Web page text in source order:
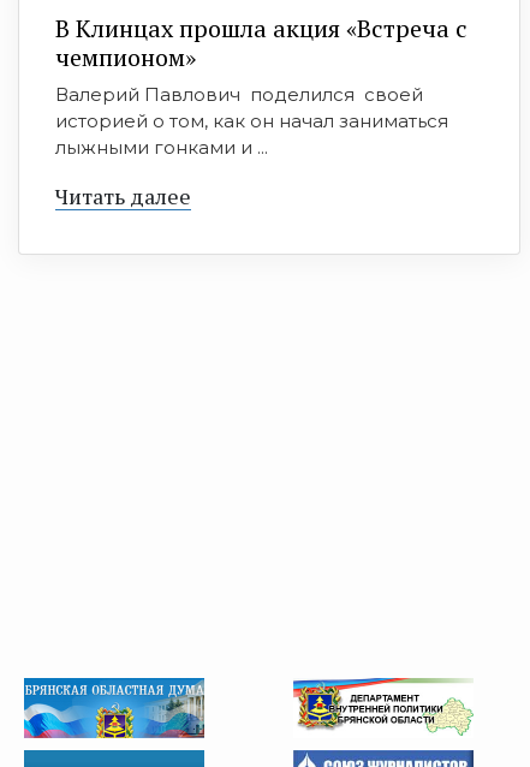
В Клинцах прошла акция «Встреча с
чемпионом»
Валерий Павлович поделился своей
историей о том, как он начал заниматься
лыжными гонками и ...
Читать далее